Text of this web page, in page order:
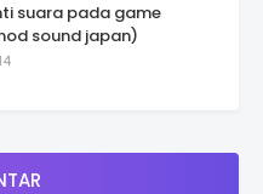
suara pada game
sound japan)